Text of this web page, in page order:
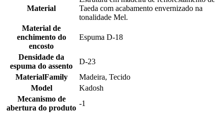
Material
Taeda com acabamento envernizado na
tonalidade Mel.
Material de
enchimento do
encosto
Espuma D-18
Densidade da
espuma do assento
D-23
MaterialFamily
Madeira, Tecido
Model
Kadosh
Mecanismo de
abertura do produto
-1